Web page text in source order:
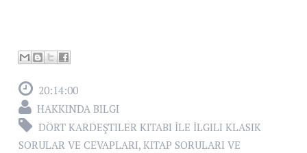
20:14:00
HAKKINDA BILGI
DÖRT KARDEŞTILER KITABI İLE İLGILI KLASIK
SORULAR VE CEVAPLARI, KITAP SORULARI VE